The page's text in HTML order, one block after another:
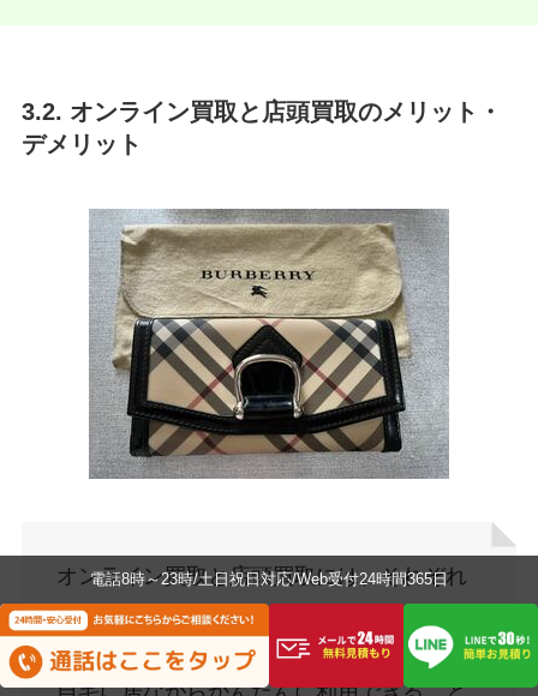
3.2. オンライン買取と店頭買取のメリット・
デメリット
オンライン買取と店頭買取には、それぞれ
が持つメリットとデメリットが存在しま
す。オンライン買取の最大のメリットは、
自宅に居ながらかんたんに利用できること
電話8時～23時/土日祝日対応/Web受付24時間365日